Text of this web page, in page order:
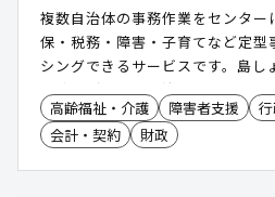
複数自治体の事務作業をセンター
保・税務・障害・子育てなど定型
シングできるサービスです。島し
員確保が難しい自治体でも、持続
盤の確立と、住民サービスの更な
す。
高齢福祉・介護 障害者支援
会計・契約
財政